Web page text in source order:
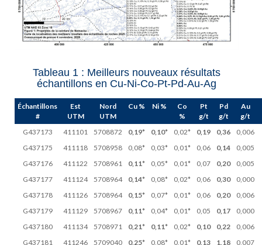
Tableau 1 : Meilleurs nouveaux résultats
échantillons en Cu-Ni-Co-Pt-Pd-Au-Ag
Échantillons
#
Est
UTM
Nord
UTM
Cu % Ni %
Co
%
Pt
g/t
Pd
g/t
Au
g/t
G437173
411101 5708872 0,19* 0,10* 0,02* 0,19 0,36
0,006
G437175
411118 5708958 0,08* 0,03* 0,01* 0,06 0,14
0,005
G437176
411122 5708961 0,11* 0,05* 0,01* 0,07 0,20
0,005
G437177
411124 5708964 0,14* 0,08* 0,02* 0,06 0,30
0,000
G437178
411126 5708964 0,15* 0,07* 0,01* 0,06 0,20
0,006
G437179
411129 5708967 0,11* 0,04* 0,01* 0,05 0,17
0,000
G437180
411134 5708971 0,21* 0,11* 0,02* 0,10 0,22
0,006
G437181
411246 5709040 0,25* 0,08* 0,01* 0,13 1,18 0,007